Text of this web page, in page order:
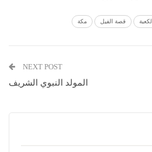
الكعبة قصة الفيل مكة
NEXT POST
المولد النبوي الشريف